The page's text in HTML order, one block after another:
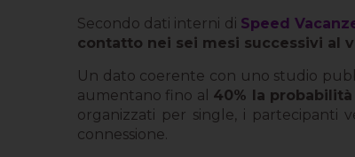
Secondo dati interni di Speed
contatto nei sei mesi successivi al
Un dato coerente con uno studio
aumentano fino al 40% la
organizzati per single, i partecipanti
connessione.